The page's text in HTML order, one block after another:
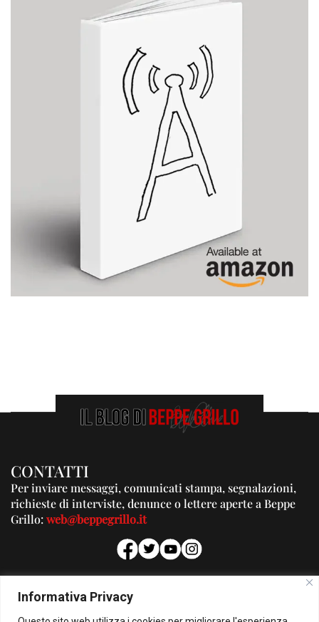
Informativa Privacy
CONTATTI
Per inviare messaggi, comunicati stampa, segnalazioni,
richieste di interviste, denunce o lettere aperte a Beppe
Grillo:web@beppegrillo.it
PUBBLICITA'
Per la tua pubblicità su questo Blog: